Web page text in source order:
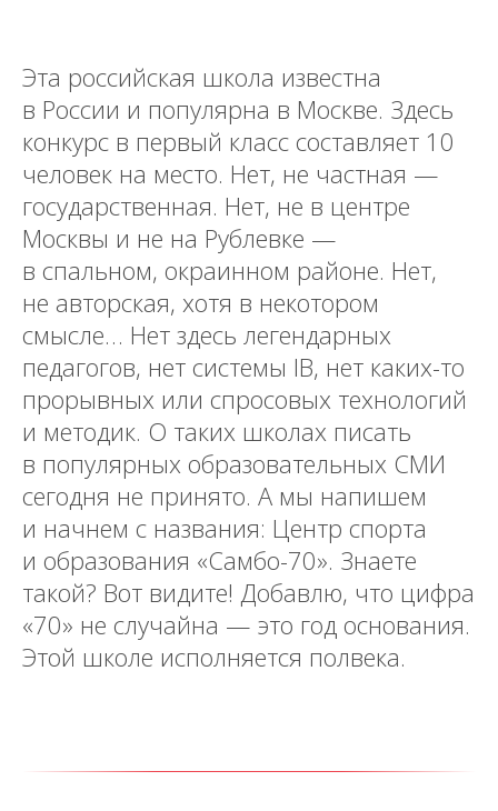
Эта российская школа известна
в России и популярна в Москве. Здесь
конкурс в первый класс составляет 10
человек на место. Нет, не частная —
государственная. Нет, не в центре
Москвы и не на Рублевке —
в спальном, окраинном районе. Нет,
не авторская, хотя в некотором
смысле… Нет здесь легендарных
педагогов, нет системы IB, нет каких-то
прорывных или спросовых технологий
и методик. О таких школах писать
в популярных образовательных СМИ
сегодня не принято. А мы напишем
и начнем с названия: Центр спорта
и образования «Самбо-70». Знаете
такой? Вот видите! Добавлю, что цифра
«70» не случайна — это год основания.
Этой школе исполняется полвека.